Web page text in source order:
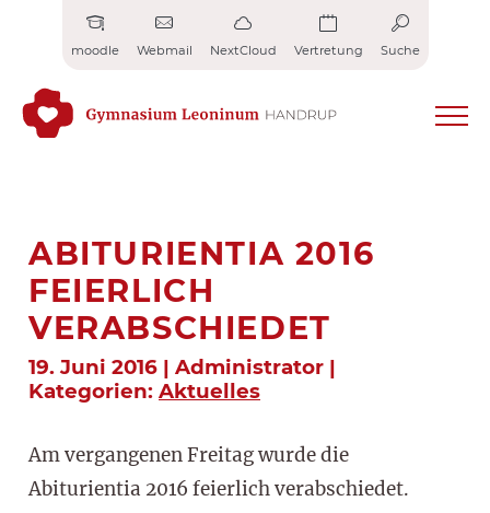
moodle Webmail NextCloud Vertretung Suche
ABITURIENTIA 2016
FEIERLICH
VERABSCHIEDET
19. Juni 2016 | Administrator |
Kategorien: Aktuelles
Am vergangenen Freitag wurde die
Abiturientia 2016 feierlich verabschiedet.